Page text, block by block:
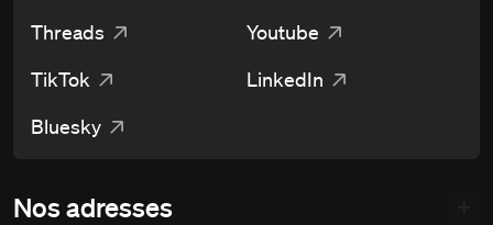
Threads
Youtube
TikTok
LinkedIn
Bluesky
Nos adresses